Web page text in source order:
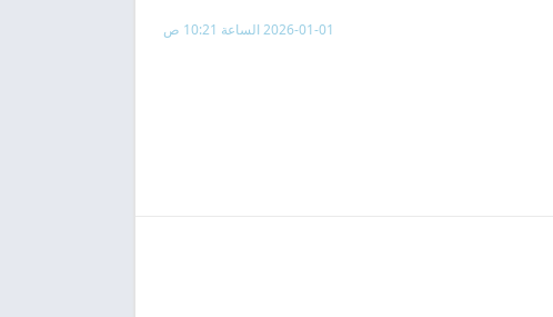
2026-01-01 الساعة 10:21 ص